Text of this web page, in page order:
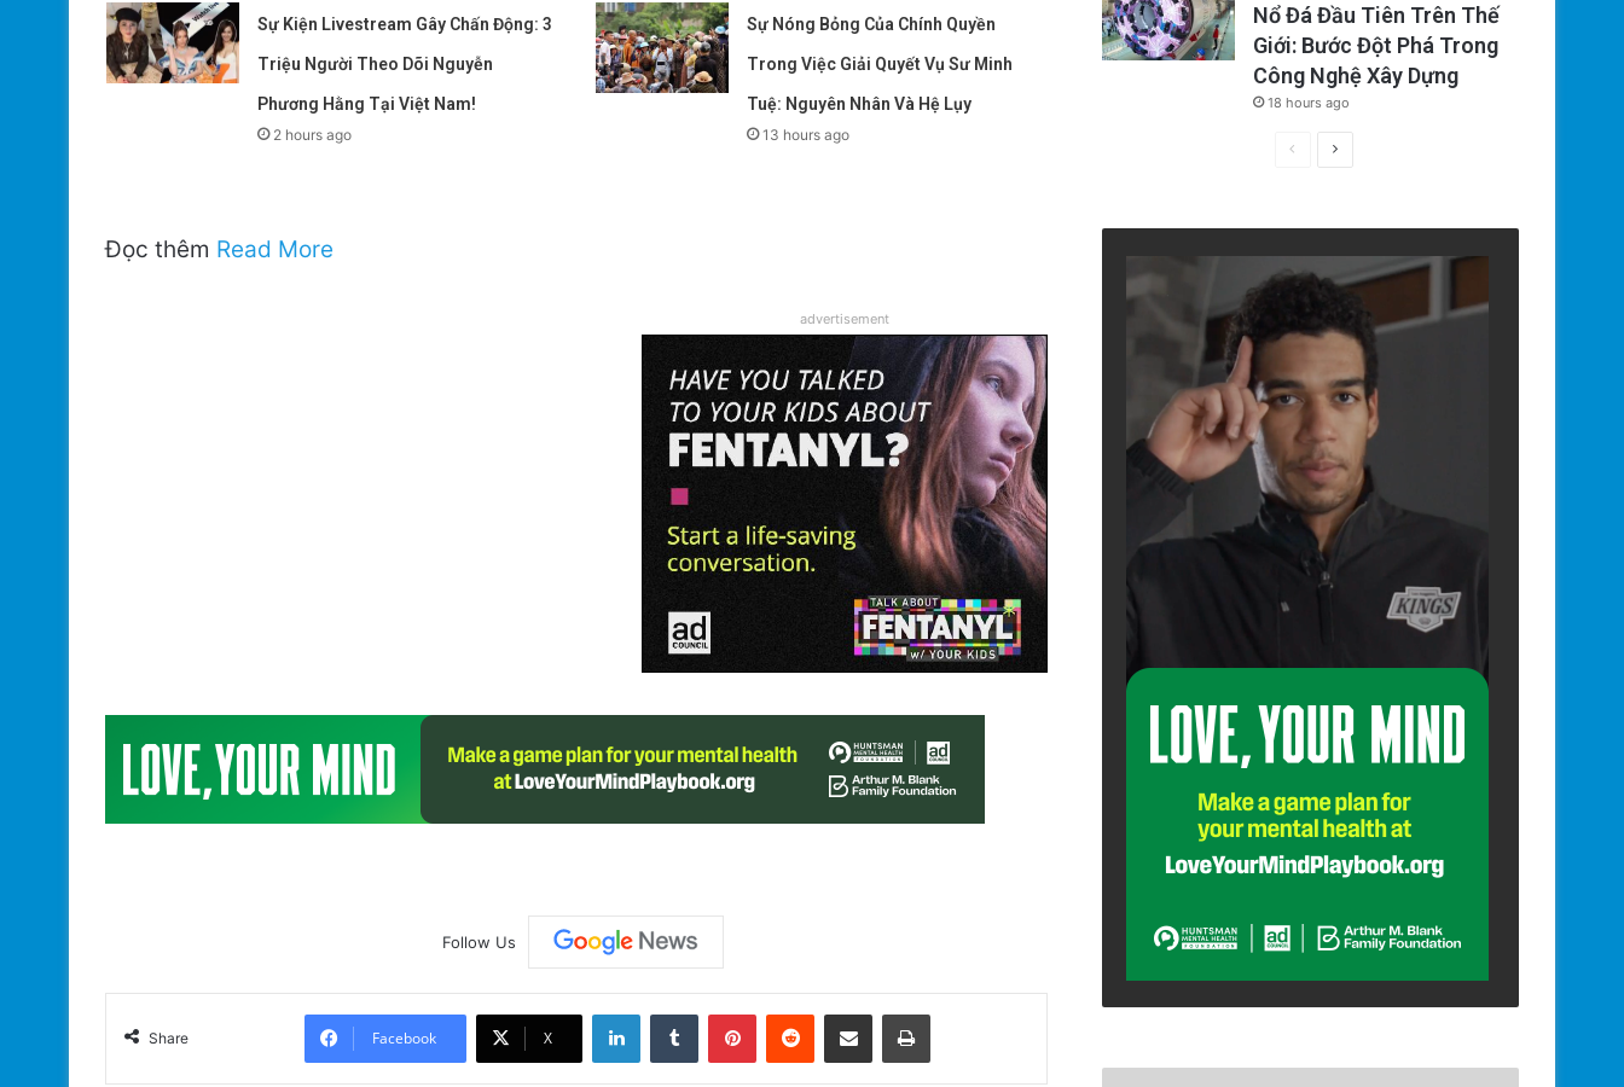
Sự Kiện Livestream Gây Chấn Động: 3
Triệu Người Theo Dõi Nguyễn
Phương Hằng Tại Việt Nam!
2 hours ago
Sự Nóng Bỏng Của Chính Quyền
Trong Việc Giải Quyết Vụ Sư Minh
Tuệ: Nguyên Nhân Và Hệ Lụy
13 hours ago
Đọc thêm Read More
advertisement
Follow Us
Share Facebook X
LinkedInTumblr PinterestReddit Share via Email Print
Nổ Đá Đầu Tiên Trên Thế
Giới: Bước Đột Phá Trong
Công Nghệ Xây Dựng
18 hours ago
PreviousNext